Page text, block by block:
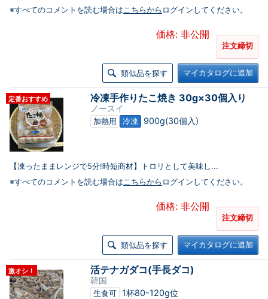
※すべてのコメントを読む場合はこちらから ログインしてください。
価格: 非公開
注文締切
類似品を探す マイカタログに追加
定番おすすめ 冷凍手作りたこ焼き 30g×30個入り
ノースイ
加熱用 冷凍 900g(30個入)
【凍ったままレンジで5分!時短商材】トロリとして美味し...
※すべてのコメントを読む場合はこちらから ログインしてください。
価格: 非公開
注文締切
類似品を探す マイカタログに追加
激オシ！ 活テナガダコ(手長ダコ)
韓国
生食可 1杯80-120g位